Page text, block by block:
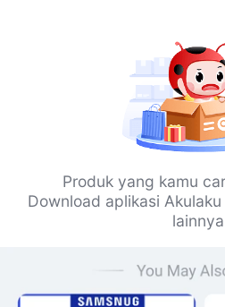
Produk yang kamu
Download aplikasi